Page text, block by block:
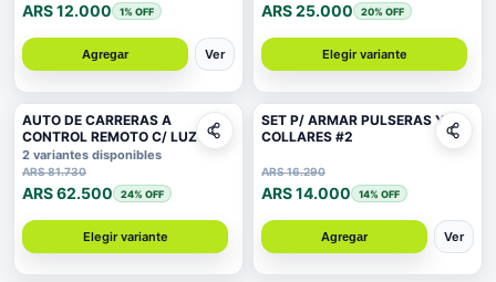
ARS 12.000 1% OFF
Agregar Ver
ARS 25.000 20% OFF
Elegir variante
AUTO DE CARRERAS A
CONTROL REMOTO C/ LUZ
2 variantes disponibles
ARS 81.730
ARS 62.500 24% OFF
Elegir variante
SET P/ ARMAR PULSERAS Y
COLLARES #2
ARS 16.290
ARS 14.000 14% OFF
Agregar Ver